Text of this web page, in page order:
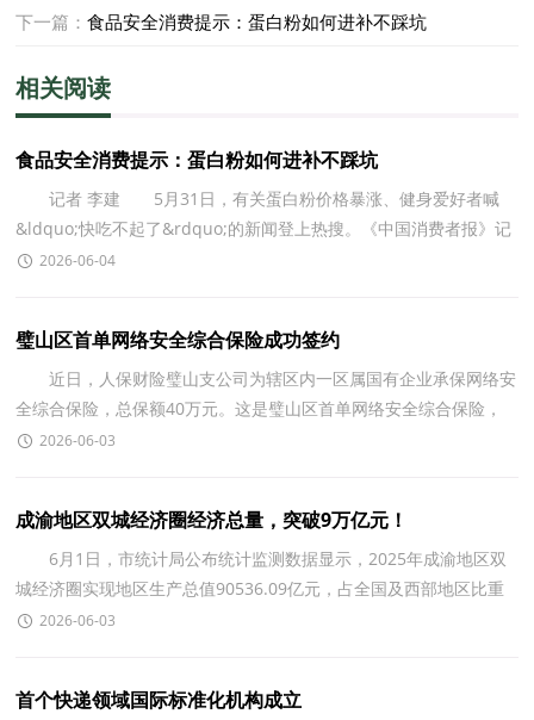
下一篇：食品安全消费提示：蛋白粉如何进补不踩坑
相关阅读
食品安全消费提示：蛋白粉如何进补不踩坑
记者 李建 5月31日，有关蛋白粉价格暴涨、健身爱好者喊
&ldquo;快吃不起了&rdquo;的新闻登上热搜。《中国消费者报》记
者调查发现，原本是健身爱好者专属营养品的蛋白粉，逐
2026-06-04
璧山区首单网络安全综合保险成功签约
近日，人保财险璧山支公司为辖区内一区属国有企业承保网络安
全综合保险，总保额40万元。这是璧山区首单网络安全综合保险，
标志着璧山区在网络安全保险领域的创新实践取得重要
2026-06-03
成渝地区双城经济圈经济总量，突破9万亿元！
6月1日，市统计局公布统计监测数据显示，2025年成渝地区双
城经济圈实现地区生产总值90536.09亿元，占全国及西部地区比重
分别为6.5%、30.3%，分别比上年提高0.1个、0.3个百分点，
2026-06-03
首个快递领域国际标准化机构成立